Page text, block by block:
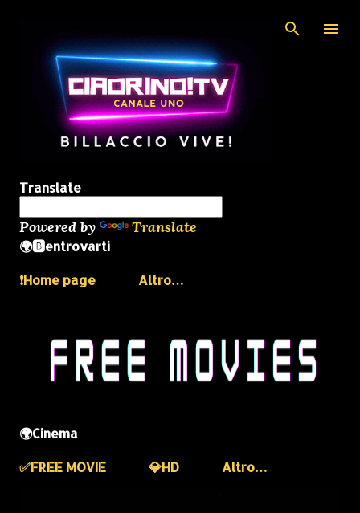
Translate
Powered by Translate
🌍🅱️entrovarti
❗️Home page
Altro…
🌍Cinema
✅️FREE MOVIE
💎HD Altro…